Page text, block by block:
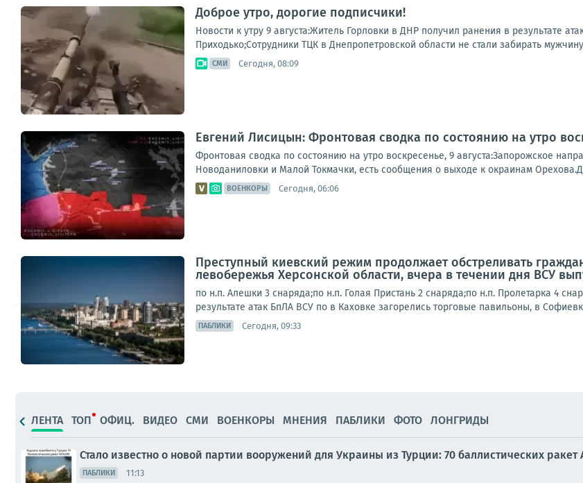
Доброе утро, дорогие подписчики!
Новости к утру 9 августа:Житель Горловки в ДНР получил ранения в результате
Приходько;Сотрудники ТЦК в Днепропетровской области не стали забирать
СМИ Сегодня, 08:09
Евгений Лисицын: Фронтовая сводка по состоянию на утро
Фронтовая сводка по состоянию на утро воскресенье, 9 августа:Запорожское
Новоданиловки и Малой Токмачки, есть сообщения о выходе к окраинам
ВОЕНКОРЫ Сегодня, 06:06
Преступный киевский режим продолжает обстреливать
левобережья Херсонской области, вчера в течении дня ВСУ
по н.п. Алешки 3 снаряда;по н.п. Голая Пристань 2 снаряда;по н.п. Пролетарка 4
результате атак БпЛА ВСУ по в Каховке загорелись торговые павильоны, в
ПАБЛИКИ Сегодня, 09:33
ЛЕНТА ТОП ОФИЦ. ВИДЕО СМИ ВОЕНКОРЫ МНЕНИЯ ПАБЛИКИ ФОТО ЛОНГРИДЫ
Стало известно о новой партии вооружений для Украины из Турции: 70 баллистических ракет
ПАБЛИКИ 11:13